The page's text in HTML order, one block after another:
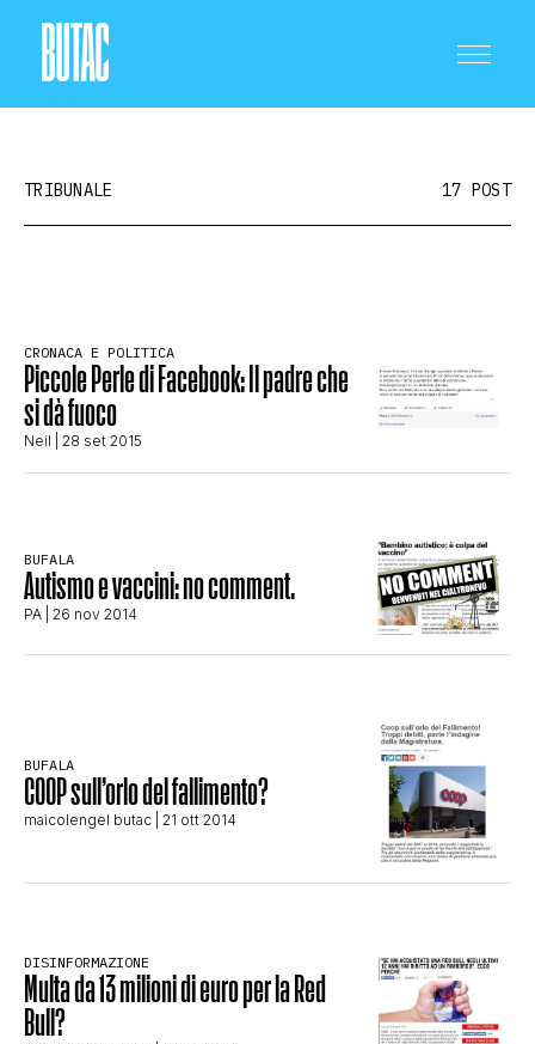
SCIENZA E TECNOLOGIA
SALUTE E MEDICINA
STORIA E CITAZIONI
INTRATTENIMENTO
COMPLOTTI, LEGGENDE URBANE ED
EVERGREEN
TRUFFE E SOCIAL NETWORK
TRIBUNALE 17 POST
CRONACA E POLITICA
Piccole Perle di Facebook: Il padre che
si dà fuoco
Neil | 28 set 2015
BUFALA
Autismo e vaccini: no comment.
PA | 26 nov 2014
BUFALA
COOP sull’orlo del fallimento?
maicolengel butac | 21 ott 2014
DISINFORMAZIONE
Multa da 13 milioni di euro per la Red
Bull?